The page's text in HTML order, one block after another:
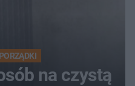
na czystą